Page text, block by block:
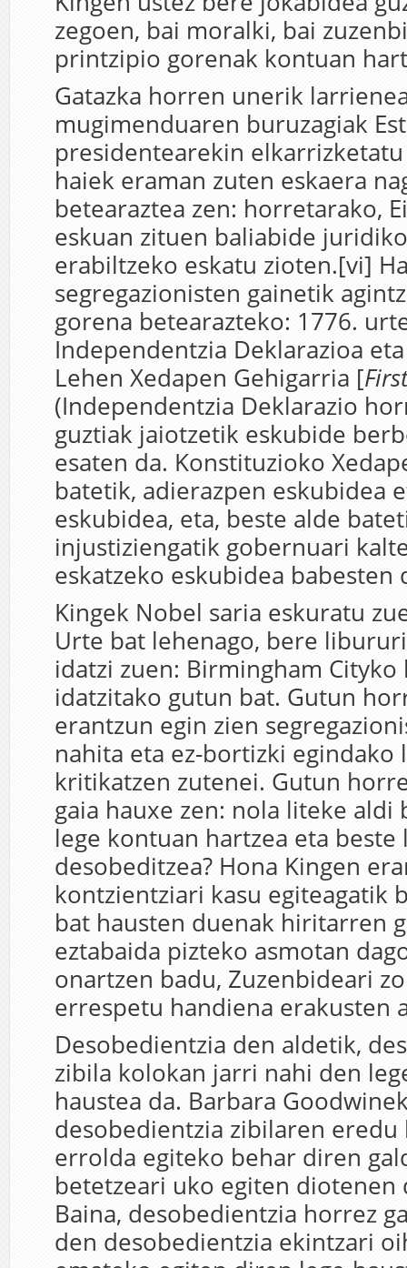
zegoen, bai moralki, bai
printzipio gorenak kontuan
Gatazka horren unerik
mugimenduaren buruzagiak
presidentearekin
haiek eraman zuten eskaera
betearaztea zen: horretarako,
eskuan zituen baliabide
erabiltzeko eskatu zioten.[vi]
segregazionisten gainetik
gorena betearazteko: 1776.
Independentzia Deklarazioa
Lehen Xedapen Gehigarria [
(Independentzia Deklarazio
guztiak jaiotzetik eskubide
esaten da. Konstituzioko
batetik, adierazpen eskubidea
eskubidea, eta, beste alde
injustiziengatik gobernuari
eskatzeko eskubidea babesten
Kingek Nobel saria eskuratu
Urte bat lehenago, bere
idatzi zuen: Birmingham
idatzitako gutun bat. Gutun
erantzun egin zien
nahita eta ez-bortizki egindako
kritikatzen zutenei. Gutun
gaia hauxe zen: nola liteke aldi
lege kontuan hartzea eta beste
desobeditzea? Hona Kingen
kontzientziari kasu egiteagatik
bat hausten duenak hiritarren
eztabaida pizteko asmotan
onartzen badu, Zuzenbideari
errespetu handiena erakusten
Desobedientzia den aldetik,
zibila kolokan jarri nahi den
haustea da. Barbara
desobedientzia zibilaren eredu
errolda egiteko behar diren
betetzeari uko egiten diotenen
Baina, desobedientzia horrez
den desobedientzia ekintzari